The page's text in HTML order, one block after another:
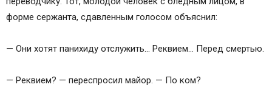
форме сержанта, сдавленным голосом объяснил:
— Они хотят панихиду отслужить… Реквием… Перед смертью.
— Реквием? — переспросил майор. — По ком?